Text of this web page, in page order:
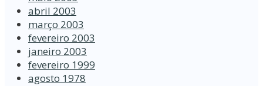
abril 2003
março 2003
fevereiro 2003
janeiro 2003
fevereiro 1999
agosto 1978